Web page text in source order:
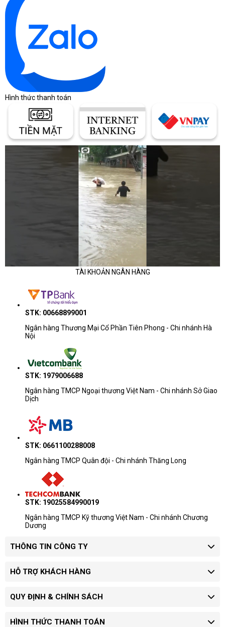
Hình thức thanh toán
TÀI KHOẢN NGÂN HÀNG
STK: 00668899001
Ngân hàng Thương Mại Cổ Phần Tiên Phong - Chi nhánh Hà
Nội
STK: 1979006688
Ngân hàng TMCP Ngoại thương Việt Nam - Chi nhánh Sở Giao
Dịch
STK: 0661100288008
Ngân hàng TMCP Quân đội - Chi nhánh Thăng Long
STK: 19025584990019
Ngân hàng TMCP Kỹ thương Việt Nam - Chi nhánh Chương
Dương
THÔNG TIN CÔNG TY
HỖ TRỢ KHÁCH HÀNG
QUY ĐỊNH & CHÍNH SÁCH
HÌNH THỨC THANH TOÁN